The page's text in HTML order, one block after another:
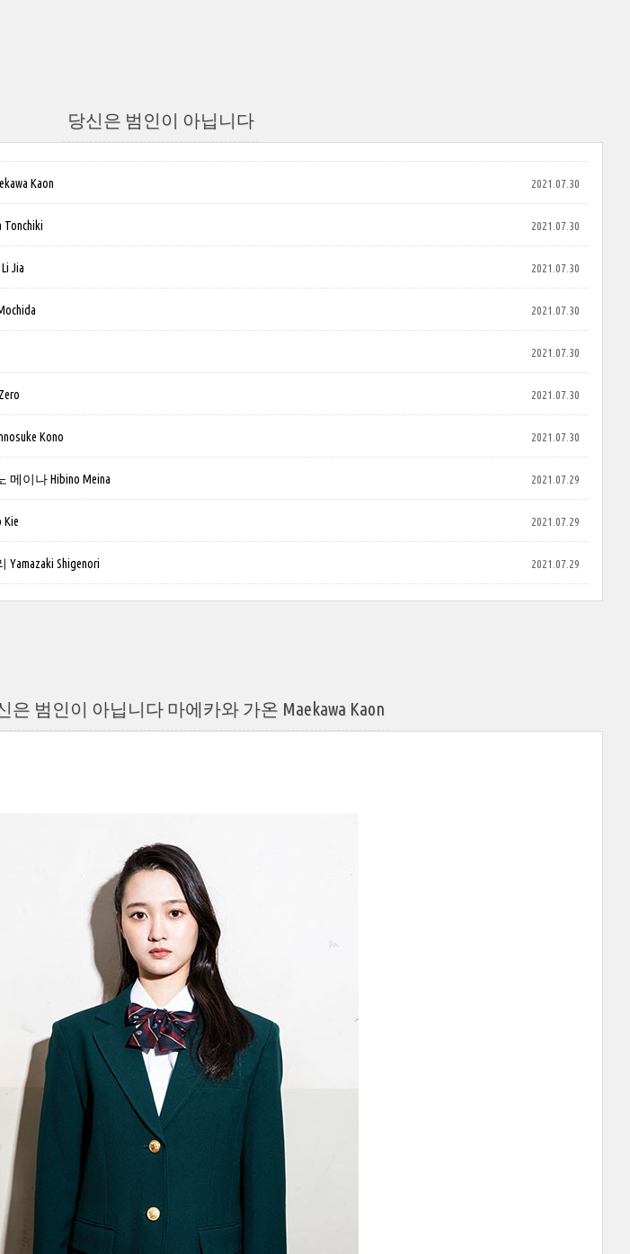
당신은 범인이 아닙니다
Kaon 2021.07.30
2021.07.30
Jia 2021.07.30
2021.07.30
2021.07.30
2021.07.30
Kono 2021.07.30
이나 Hibino Meina 2021.07.29
2021.07.29
Shigenori 2021.07.29
은 범인이 아닙니다 마에카와 가온 Maekawa Kaon